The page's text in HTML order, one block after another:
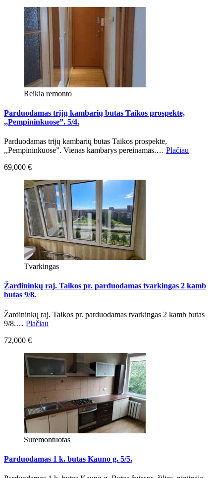
Reikia remonto
Parduodamas trijų kambarių butas Taikos prospekte,
,,Pempininkuose”. 5/4.
Parduodamas trijų kambarių butas Taikos prospekte,
,,Pempininkuose”. Vienas kambarys pereinamas.… Plačiau
69,000 €
Tvarkingas
Žardininkų raj. Taikos pr. parduodamas tvarkingas 2 kamb
butas 9/8.
Žardininkų raj. Taikos pr. parduodamas tvarkingas 2 kamb butas
9/8.… Plačiau
72,000 €
Suremontuotas
Parduodamas 1 k. butas Kauno g. 5/5.